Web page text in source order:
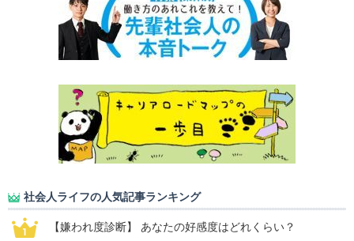
社会人ライフの人気記事ランキング
【嫌われ度診断】 あなたの好感度はどれくらい？